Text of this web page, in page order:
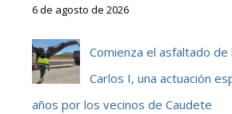
6 de agosto de 2026
Comienza el asfaltado de
Carlos I, una actuación
años por los vecinos de Caudete